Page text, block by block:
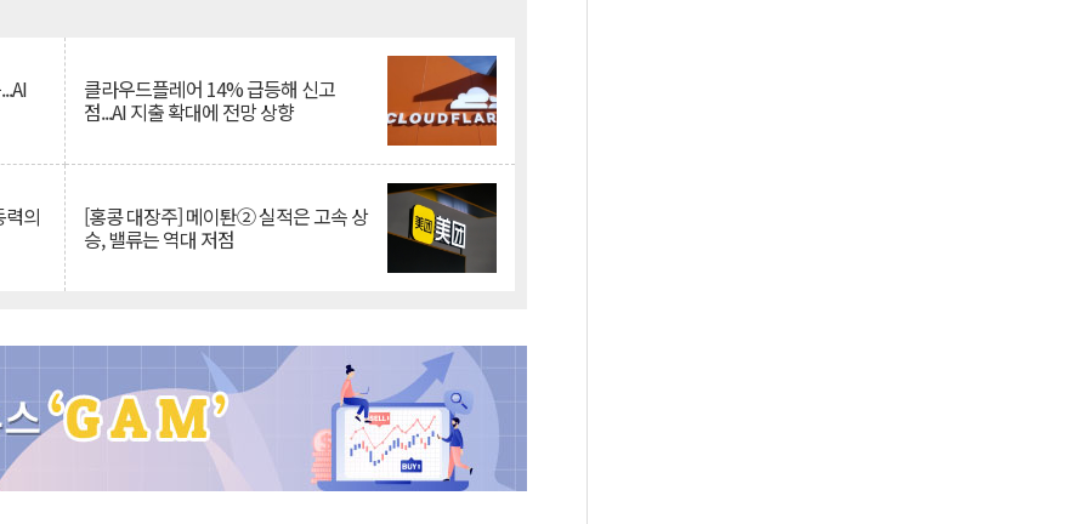
클라우드플레어 14% 급등해 신고
점...AI 지출 확대에 전망 상향
의 [홍콩 대장주] 메이퇀② 실적은 고속 상
승, 밸류는 역대 저점